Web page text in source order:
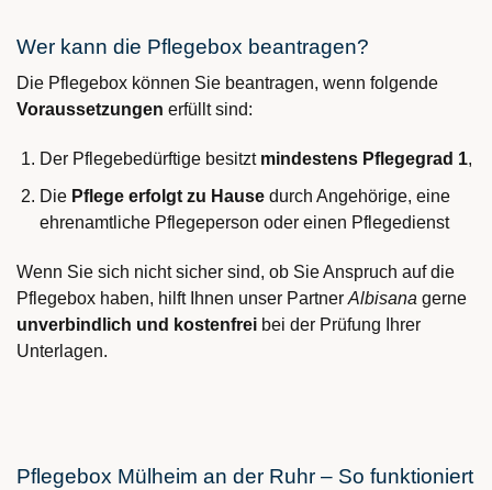
Wer kann die Pflegebox beantragen?
Die Pflegebox können Sie beantragen, wenn folgende
Voraussetzungen erfüllt sind:
Der Pflegebedürftige besitzt mindestens Pflegegrad 1,
Die Pflege erfolgt zu Hausedurch Angehörige, eine
ehrenamtliche Pflegeperson oder einen Pflegedienst
Wenn Sie sich nicht sicher sind, ob Sie Anspruch auf die
Pflegebox haben, hilft Ihnen unser Partner Albisana gerne
unverbindlich und kostenfrei bei der Prüfung Ihrer
Unterlagen.
Pflegebox Mülheim an der Ruhr – So funktioniert